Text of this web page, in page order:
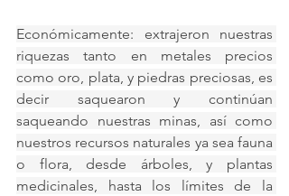
Económicamente: extrajeron nuestras
riquezas tanto en metales precios
como oro, plata, y piedras preciosas, es
decir saquearon y continúan
saqueando nuestras minas, así como
nuestros recursos naturales ya sea fauna
o flora, desde árboles, y plantas
medicinales, hasta los límites de la